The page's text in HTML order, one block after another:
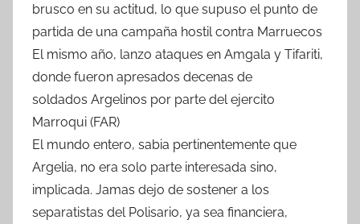
brusco en su actitud, lo que supuso el punto de
partida de una campaña hostil contra Marruecos
El mismo año, lanzo ataques en Amgala y Tifariti,
donde fueron apresados decenas de
soldados Argelinos por parte del ejercito
Marroqui (FAR)
El mundo entero, sabia pertinentemente que
Argelia, no era solo parte interesada sino,
implicada. Jamas dejo de sostener a los
separatistas del Polisario, ya sea financiera,